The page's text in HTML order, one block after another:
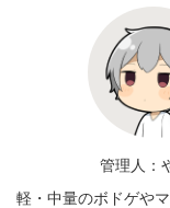
管理人：
軽・中量のボドゲや